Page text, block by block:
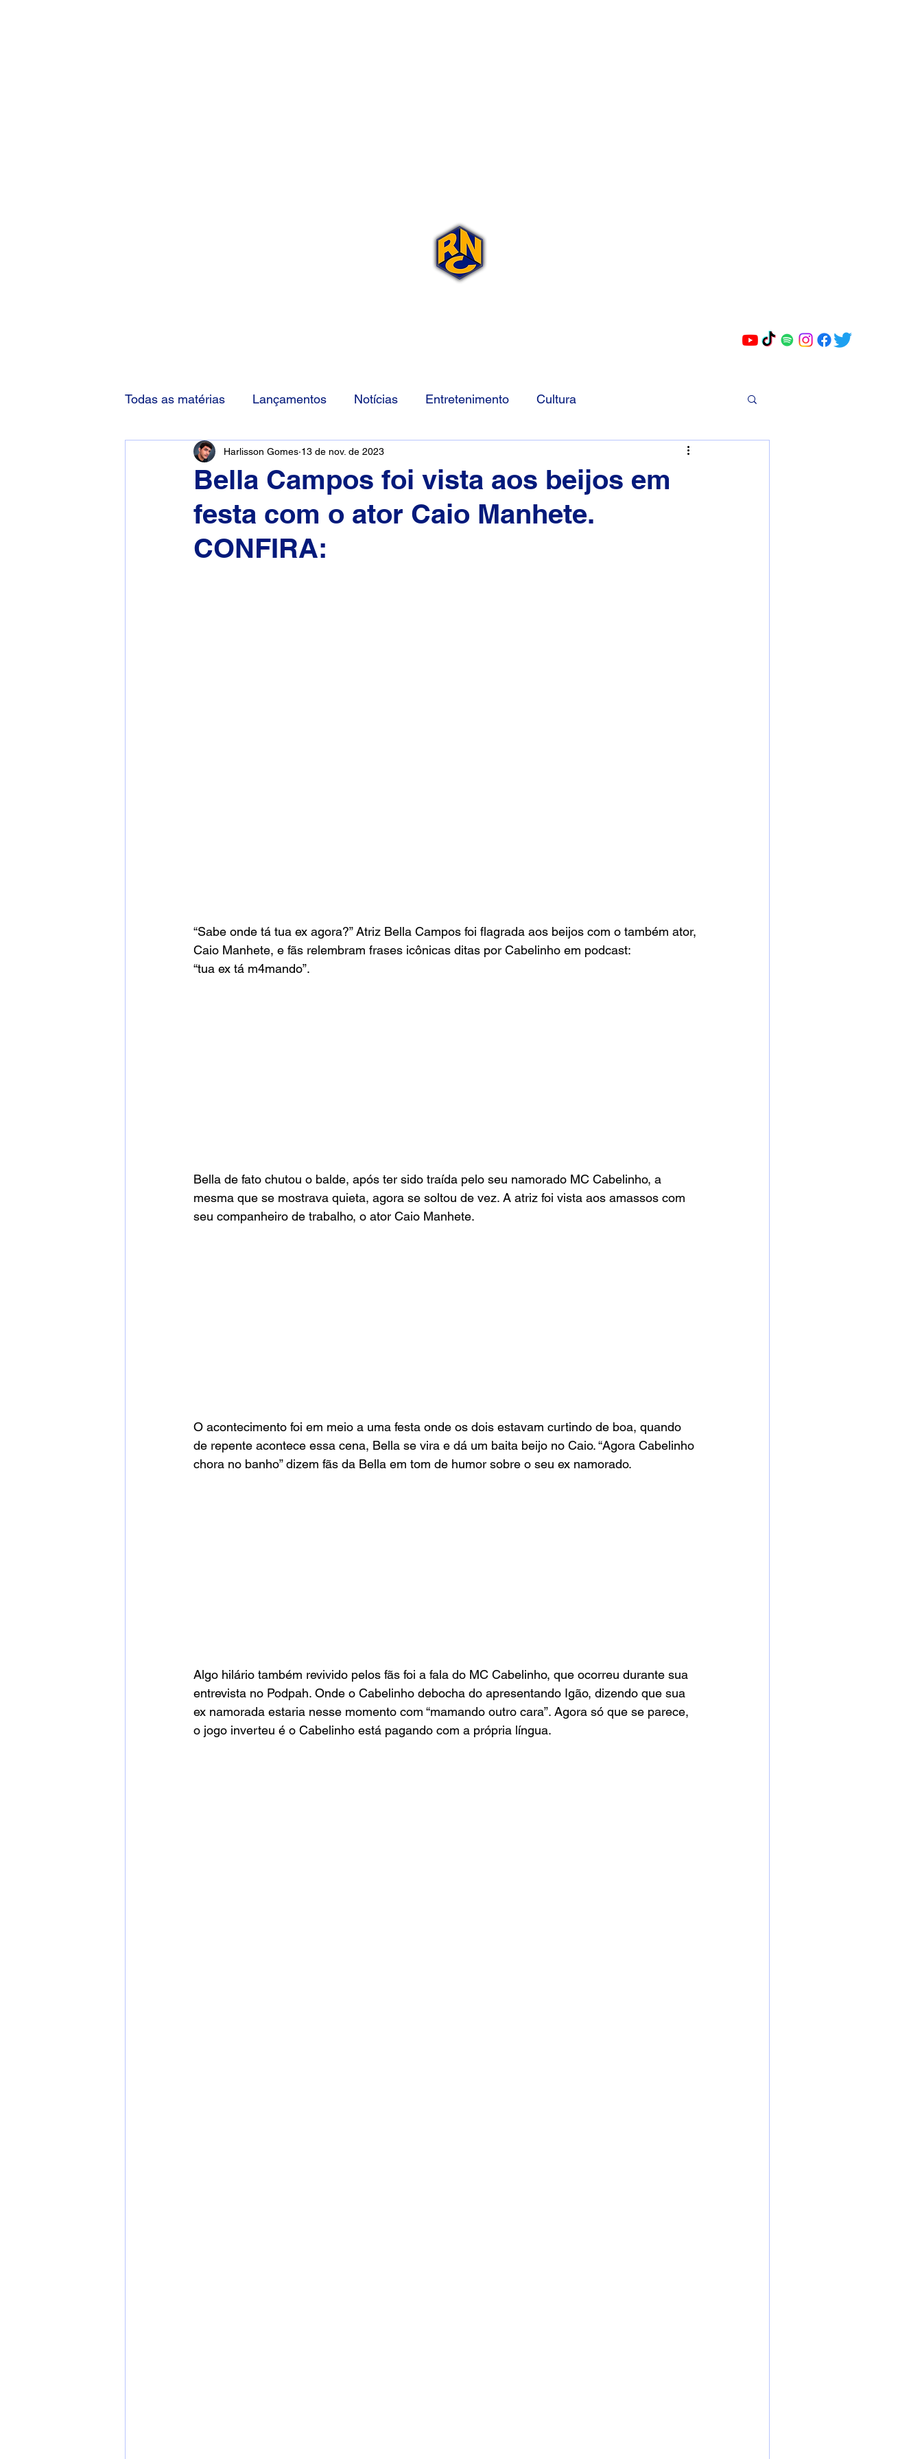
Todas as matérias Lançamentos Notícias Entretenimento Cultura
Bella Campos foi vista aos beijos em
festa com o ator Caio Manhete.
CONFIRA:
Harlisson Gomes 13 de nov. de 2023
“Sabe onde tá tua ex agora?” Atriz Bella Campos foi flagrada aos beijos com o também ator,
Caio Manhete, e fãs relembram frases icônicas ditas por Cabelinho em podcast:
“tua ex tá m4mando”.
Bella de fato chutou o balde, após ter sido traída pelo seu namorado MC Cabelinho, a
mesma que se mostrava quieta, agora se soltou de vez. A atriz foi vista aos amassos com
seu companheiro de trabalho, o ator Caio Manhete.
O acontecimento foi em meio a uma festa onde os dois estavam curtindo de boa, quando
de repente acontece essa cena, Bella se vira e dá um baita beijo no Caio. “Agora Cabelinho
chora no banho” dizem fãs da Bella em tom de humor sobre o seu ex namorado.
Algo hilário também revivido pelos fãs foi a fala do MC Cabelinho, que ocorreu durante sua
entrevista no Podpah. Onde o Cabelinho debocha do apresentando Igão, dizendo que sua
ex namorada estaria nesse momento com “mamando outro cara”. Agora só que se parece,
o jogo inverteu é o Cabelinho está pagando com a própria língua.